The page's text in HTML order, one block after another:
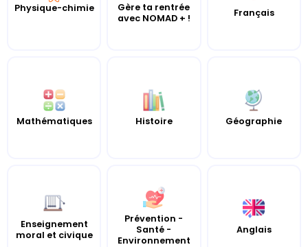
Physique-chimie
Gère ta rentrée
avec NOMAD + !
Français
Mathématiques Histoire Géographie
Enseignement
moral et civique
Prévention -
Santé -
Environnement
Anglais